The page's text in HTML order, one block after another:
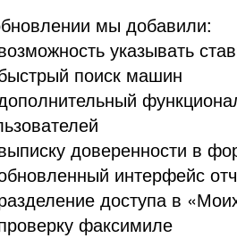
мы добавили:
указывать
поиск машин
доверенности в
интерфейс
доступа в
факсимиле